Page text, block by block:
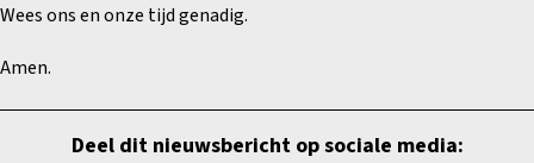
Wees ons en onze tijd genadig.
Amen.
Deel dit nieuwsbericht op sociale media: